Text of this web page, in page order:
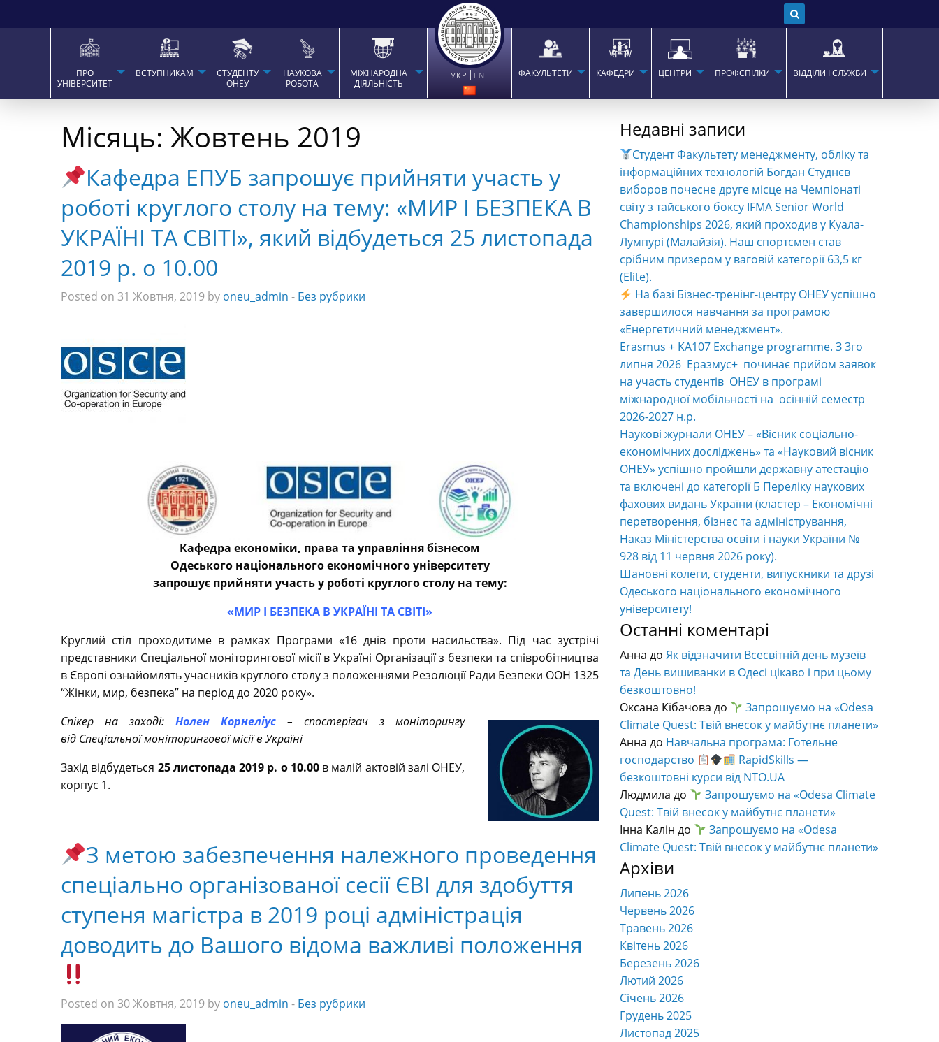
ПРО
УНІВЕРСИТЕТ
ВСТУПНИКАМ
СТУДЕНТУ
ОНЕУ
НАУКОВА
РОБОТА
МІЖНАРОДНА
ДІЯЛЬНІСТЬ
УКР EN ФАКУЛЬТЕТИ КАФЕДРИ ЦЕНТРИ ПРОФСПІЛКИ ВІДДІЛИ І СЛУЖБИ
Місяць: Жовтень 2019
Кафедра ЕПУБ запрошує прийняти участь у
роботі круглого столу на тему: «МИР І БЕЗПЕКА В
УКРАЇНІ ТА СВІТІ», який відбудеться 25 листопада
2019 р. о 10.00
Posted on 31 Жовтня, 2019 by oneu_admin - Без рубрики
Кафедра економіки, права та управління бізнесом
Одеського національного економічного університету
запрошує прийняти участь у роботі круглого столу на тему:
«МИР І БЕЗПЕКА В УКРАЇНІ ТА СВІТІ»
Круглий стіл проходитиме в рамках Програми «16 днів проти насильства». Під час зустрічі
представники Спеціальної моніторингової місії в Україні Організації з безпеки та співробітництва
в Європі ознайомлять учасників круглого столу з положеннями Резолюції Ради Безпеки ООН 1325
“Жінки, мир, безпека” на період до 2020 року».
Спікер на заході: Нолен Корнеліус – спостерігач з моніторингу
від Спеціальної моніторингової місії в Україні
Захід відбудеться 25 листопада 2019 р. о 10.00 в малій актовій залі ОНЕУ,
корпус 1.
З метою забезпечення належного проведення
спеціально організованої сесії ЄВІ для здобуття
ступеня магістра в 2019 році адміністрація
доводить до Вашого відома важливі положення
Posted on 30 Жовтня, 2019 by oneu_admin - Без рубрики
Недавні записи
Студент Факультету менеджменту, обліку та
інформаційних технологій Богдан Студнєв
виборов почесне друге місце на Чемпіонаті
світу з тайського боксу IFMA Senior World
Championships 2026, який проходив у Куала-
Лумпурі (Малайзія). Наш спортсмен став
срібним призером у ваговій категорії 63,5 кг
(Elite).
На базі Бізнес-тренінг-центру ОНЕУ успішно
завершилося навчання за програмою
«Енергетичний менеджмент».
Erasmus + KA107 Exchange programme. З 3го
липня 2026 Еразмус+ починає прийом заявок
на участь студентів ОНЕУ в програмі
міжнародної мобільності на осінній семестр
2026-2027 н.р.
Наукові журнали ОНЕУ – «Вісник соціально-
економічних досліджень» та «Науковий вісник
ОНЕУ» успішно пройшли державну атестацію
та включені до категорії Б Переліку наукових
фахових видань України (кластер – Економічні
перетворення, бізнес та адміністрування,
Наказ Міністерства освіти і науки України №
928 від 11 червня 2026 року).
Шановні колеги, студенти, випускники та друзі
Одеського національного економічного
університету!
Останні коментарі
Анна доЯк відзначити Всесвітній день музеїв
та День вишиванки в Одесі цікаво і при цьому
безкоштовно!
Оксана Кібачова до
Запрошуємо на «Odesa
Climate Quest: Твій внесок у майбутнє планети»
Анна до Навчальна програма: Готельне
господарство
RapidSkills —
безкоштовні курси від NTO.UA
Людмила до
Запрошуємо на «Odesa Climate
Quest: Твій внесок у майбутнє планети»
Інна Калін до
Запрошуємо на «Odesa
Climate Quest: Твій внесок у майбутнє планети»
Архіви
Липень 2026
Червень 2026
Травень 2026
Квітень 2026
Березень 2026
Лютий 2026
Січень 2026
Грудень 2025
Листопад 2025